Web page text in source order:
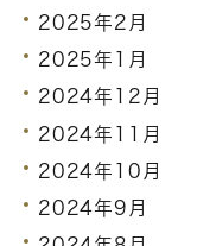
2025年2月
2025年1月
2024年12月
2024年11月
2024年10月
2024年9月